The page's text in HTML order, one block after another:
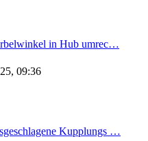
in Hub umrec…
09:36
Kupplungs …